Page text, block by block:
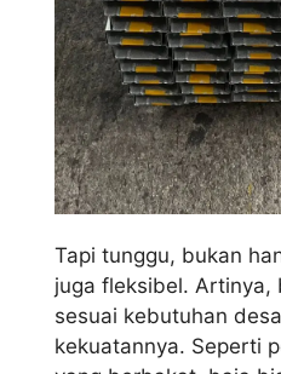
Tapi tunggu, bukan
juga fleksibel.
sesuai kebutuhan
kekuatannya. Seperti